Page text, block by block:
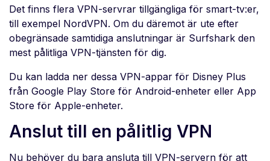
Det finns flera VPN-servrar tillgängliga för smart-tv:er,
till exempel NordVPN. Om du däremot är ute efter
obegränsade samtidiga anslutningar är Surfshark den
mest pålitliga VPN-tjänsten för dig.
Du kan ladda ner dessa VPN-appar för Disney Plus
från Google Play Store för Android-enheter eller App
Store för Apple-enheter.
Anslut till en pålitlig VPN
Nu behöver du bara ansluta till VPN-servern för att